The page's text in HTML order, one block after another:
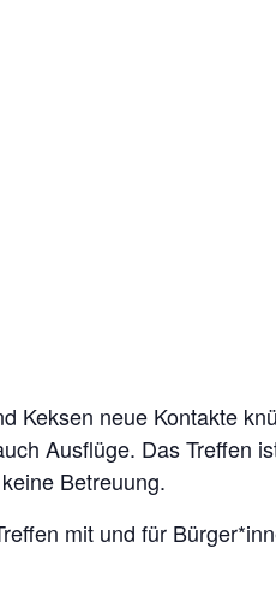
Keksen neue Kontakte
Ausflüge. Das Treffen
Betreuung.
mit und für